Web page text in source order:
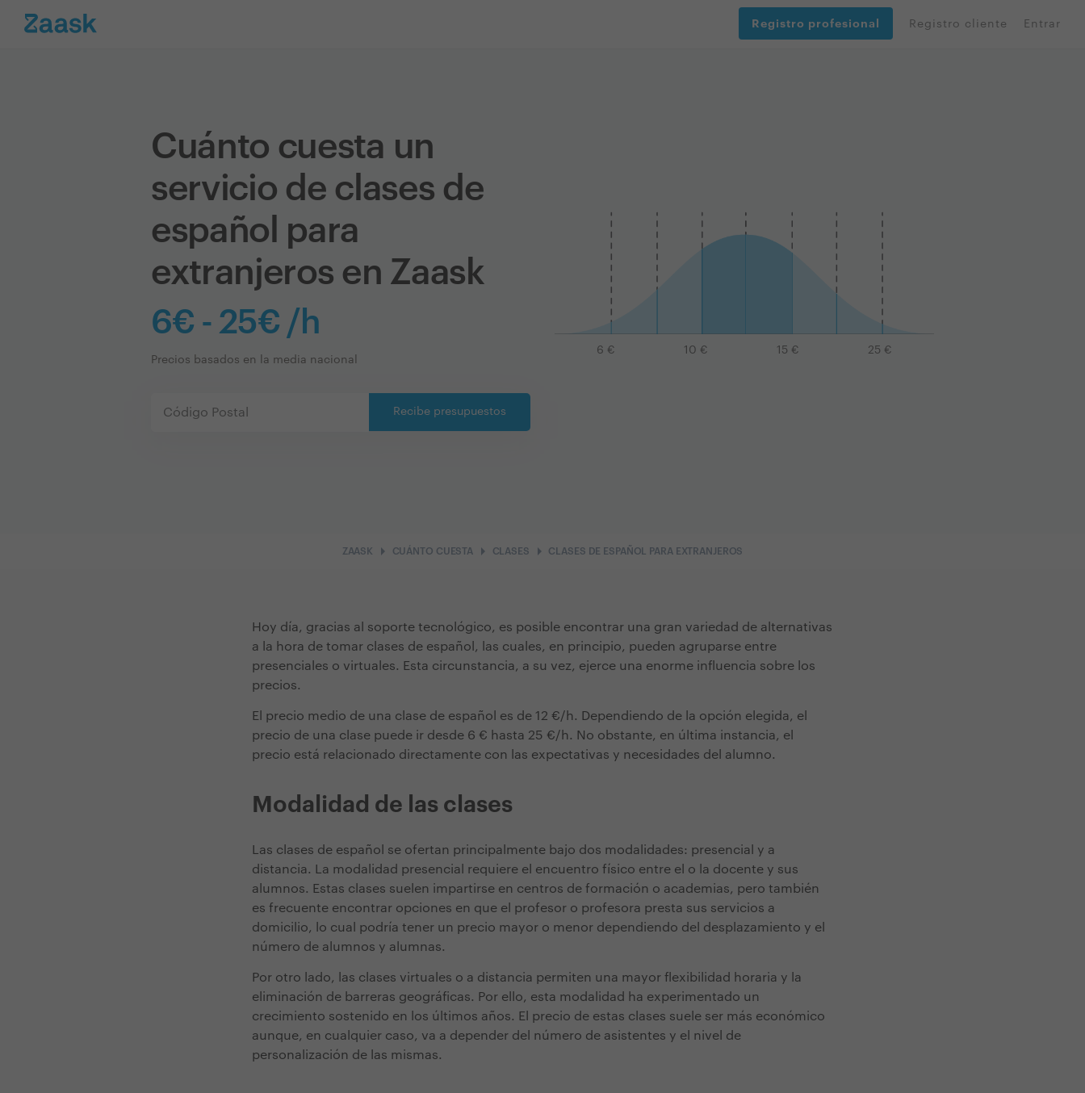
Registro profesional Registro cliente Entrar
Cuánto cuesta un
servicio de clases de
español para
extranjeros en Zaask
6€ - 25€ /h
Precios basados en la media nacional
Recibe presupuestos
6 € 10 € 15 € 25 €
ZAASK arrow_right CUÁNTO CUESTA arrow_right CLASES arrow_right CLASES DE ESPAÑOL PARA EXTRANJEROS
Hoy día, gracias al soporte tecnológico, es posible encontrar una gran variedad de alternativas
a la hora de tomar clases de español, las cuales, en principio, pueden agruparse entre
presenciales o virtuales. Esta circunstancia, a su vez, ejerce una enorme influencia sobre los
precios.
El precio medio de una clase de español es de 12 €/h. Dependiendo de la opción elegida, el
precio de una clase puede ir desde 6 € hasta 25 €/h. No obstante, en última instancia, el
precio está relacionado directamente con las expectativas y necesidades del alumno.
Modalidad de las clases
Las clases de español se ofertan principalmente bajo dos modalidades: presencial y a
distancia. La modalidad presencial requiere el encuentro físico entre el o la docente y sus
alumnos. Estas clases suelen impartirse en centros de formación o academias, pero también
es frecuente encontrar opciones en que el profesor o profesora presta sus servicios a
domicilio, lo cual podría tener un precio mayor o menor dependiendo del desplazamiento y el
número de alumnos y alumnas.
Por otro lado, las clases virtuales o a distancia permiten una mayor flexibilidad horaria y la
eliminación de barreras geográficas. Por ello, esta modalidad ha experimentado un
crecimiento sostenido en los últimos años. El precio de estas clases suele ser más económico
aunque, en cualquier caso, va a depender del número de asistentes y el nivel de
personalización de las mismas.